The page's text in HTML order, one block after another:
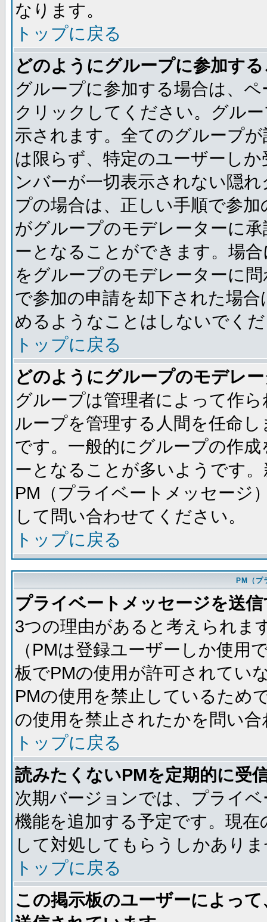
なります。
トップに戻る
どのようにグループに参加す
グループに参加する場合は、
クリックしてください。グル
示されます。全てのグループ
は限らず、特定のユーザーし
ンバーが一切表示されない隠
プの場合は、正しい手順で参
がグループのモデレーターに
ーとなることができます。場
をグループのモデレーターに
で参加の申請を却下された場
めるようなことはしないでく
トップに戻る
どのようにグループのモデレ
グループは管理者によって作
ループを管理する人間を任命
です。一般的にグループの作
ーとなることが多いようです
PM（プライベートメッセージ
して問い合わせてください。
トップに戻る
PM（プ
プライベートメッセージを送
3つの理由があると考えられま
（PMは登録ユーザーしか使用
板でPMの使用が許可されてい
PMの使用を禁止しているため
の使用を禁止されたかを問い
トップに戻る
読みたくないPMを定期的に受
次期バージョンでは、プライ
機能を追加する予定です。現
して対処してもらうしかあり
トップに戻る
この掲示板のユーザーによっ